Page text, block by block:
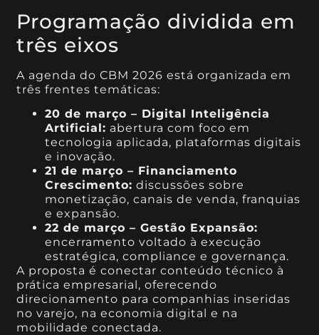
Programação dividida em
três eixos
A agenda do CBM 2026 está organizada em
três frentes temáticas:
20 de março – Digital Inteligência
Artificial: abertura com foco em
tecnologia aplicada, plataformas digitais
e inovação.
21 de março – Financiamento
Crescimento: discussões sobre
monetização, canais de venda, franquias
e expansão.
22 de março – Gestão Expansão:
encerramento voltado à execução
estratégica, compliance e governança.
A proposta é conectar conteúdo técnico à
prática empresarial, oferecendo
direcionamento para companhias inseridas
no varejo, na economia digital e na
mobilidade conectada.